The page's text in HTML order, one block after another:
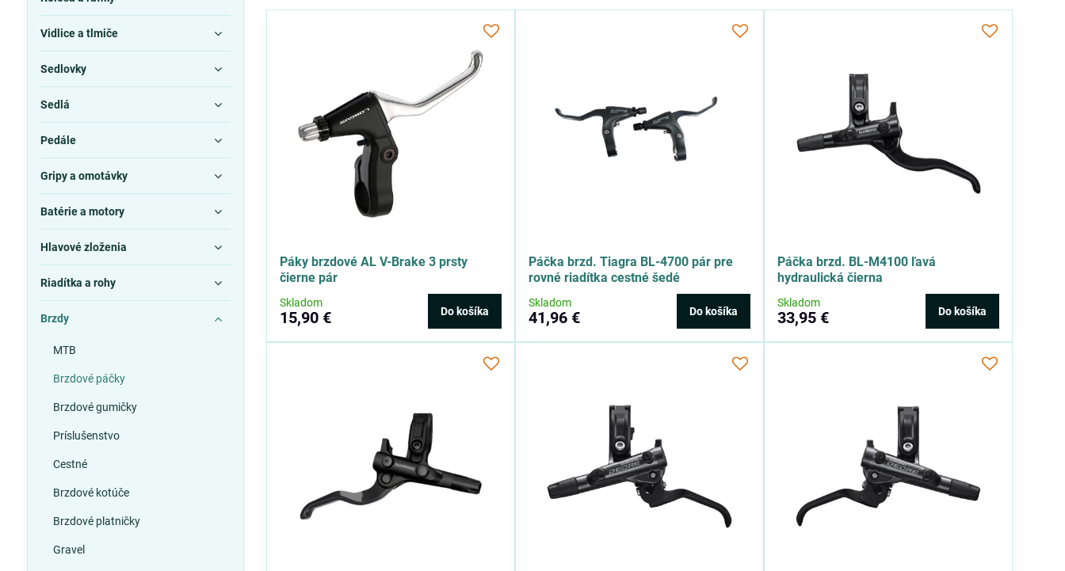
Páky brzdové AL V-Brake 3 prsty
čierne pár
Skladom
15,90 € Do košíka
Páčka brzd. Tiagra BL-4700 pár pre
rovné riadítka cestné šedé
Skladom
41,96 € Do košíka
Páčka brzd. BL-M4100 ľavá
hydraulická čierna
Skladom
33,95 € Do košíka
Vidlice a tlmiče
Sedlovky
Sedlá
Pedále
Gripy a omotávky
Batérie a motory
Hlavové zloženia
Riadítka a rohy
Brzdy
MTB
Brzdové páčky
Brzdové gumičky
Príslušenstvo
Cestné
Brzdové kotúče
Brzdové platničky
Gravel